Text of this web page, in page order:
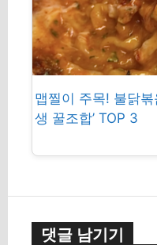
맵찔이 주목! 불닭볶
생 꿀조합’ TOP 3
댓글 남기기